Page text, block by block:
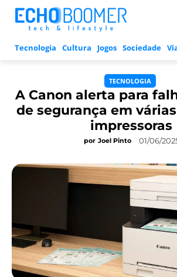
Tecnologia Cultura Jogos Sociedade
TECNOLOGIA
A Canon alerta para
de segurança em
impressoras
por Joel Pinto 01/06/